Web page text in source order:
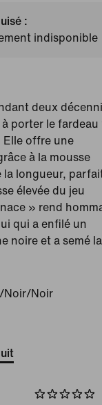
:
indisponible
deux
porter le fardeau
Elle offre une
à la mousse
la longueur,
élevée du jeu
» rend
qui a enfilé un
noire et a semé la
Noir/Noir